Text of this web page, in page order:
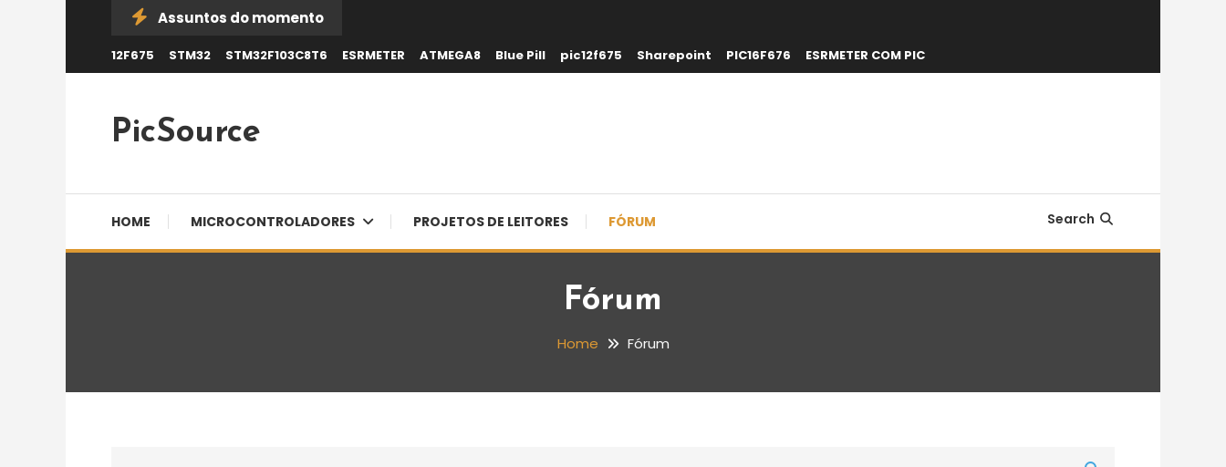
Content
Assuntos do momento
12F675 STM32 STM32F103C8T6 ESRMETER ATMEGA8 Blue Pill pic12f675 Sharepoint PIC16F676 ESRMETER COM PIC
PicSource
HOME MICROCONTROLADORES PROJETOS DE LEITORES FÓRUM Search
Fórum
Home Fórum